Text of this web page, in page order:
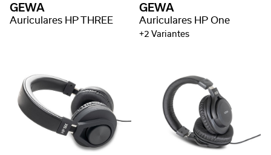
GEWA
Auriculares HP THREE
GEWA
Auriculares HP One
+2 Variantes